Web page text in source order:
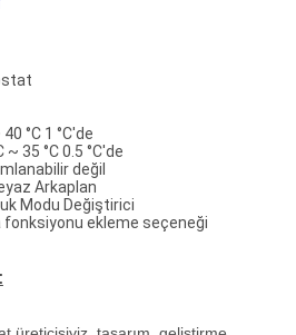
40 °C 1 °C'de
~ 35 °C 0.5 °C'de
değil
Arkaplan
Modu Değiştirici
ekleme seçeneği